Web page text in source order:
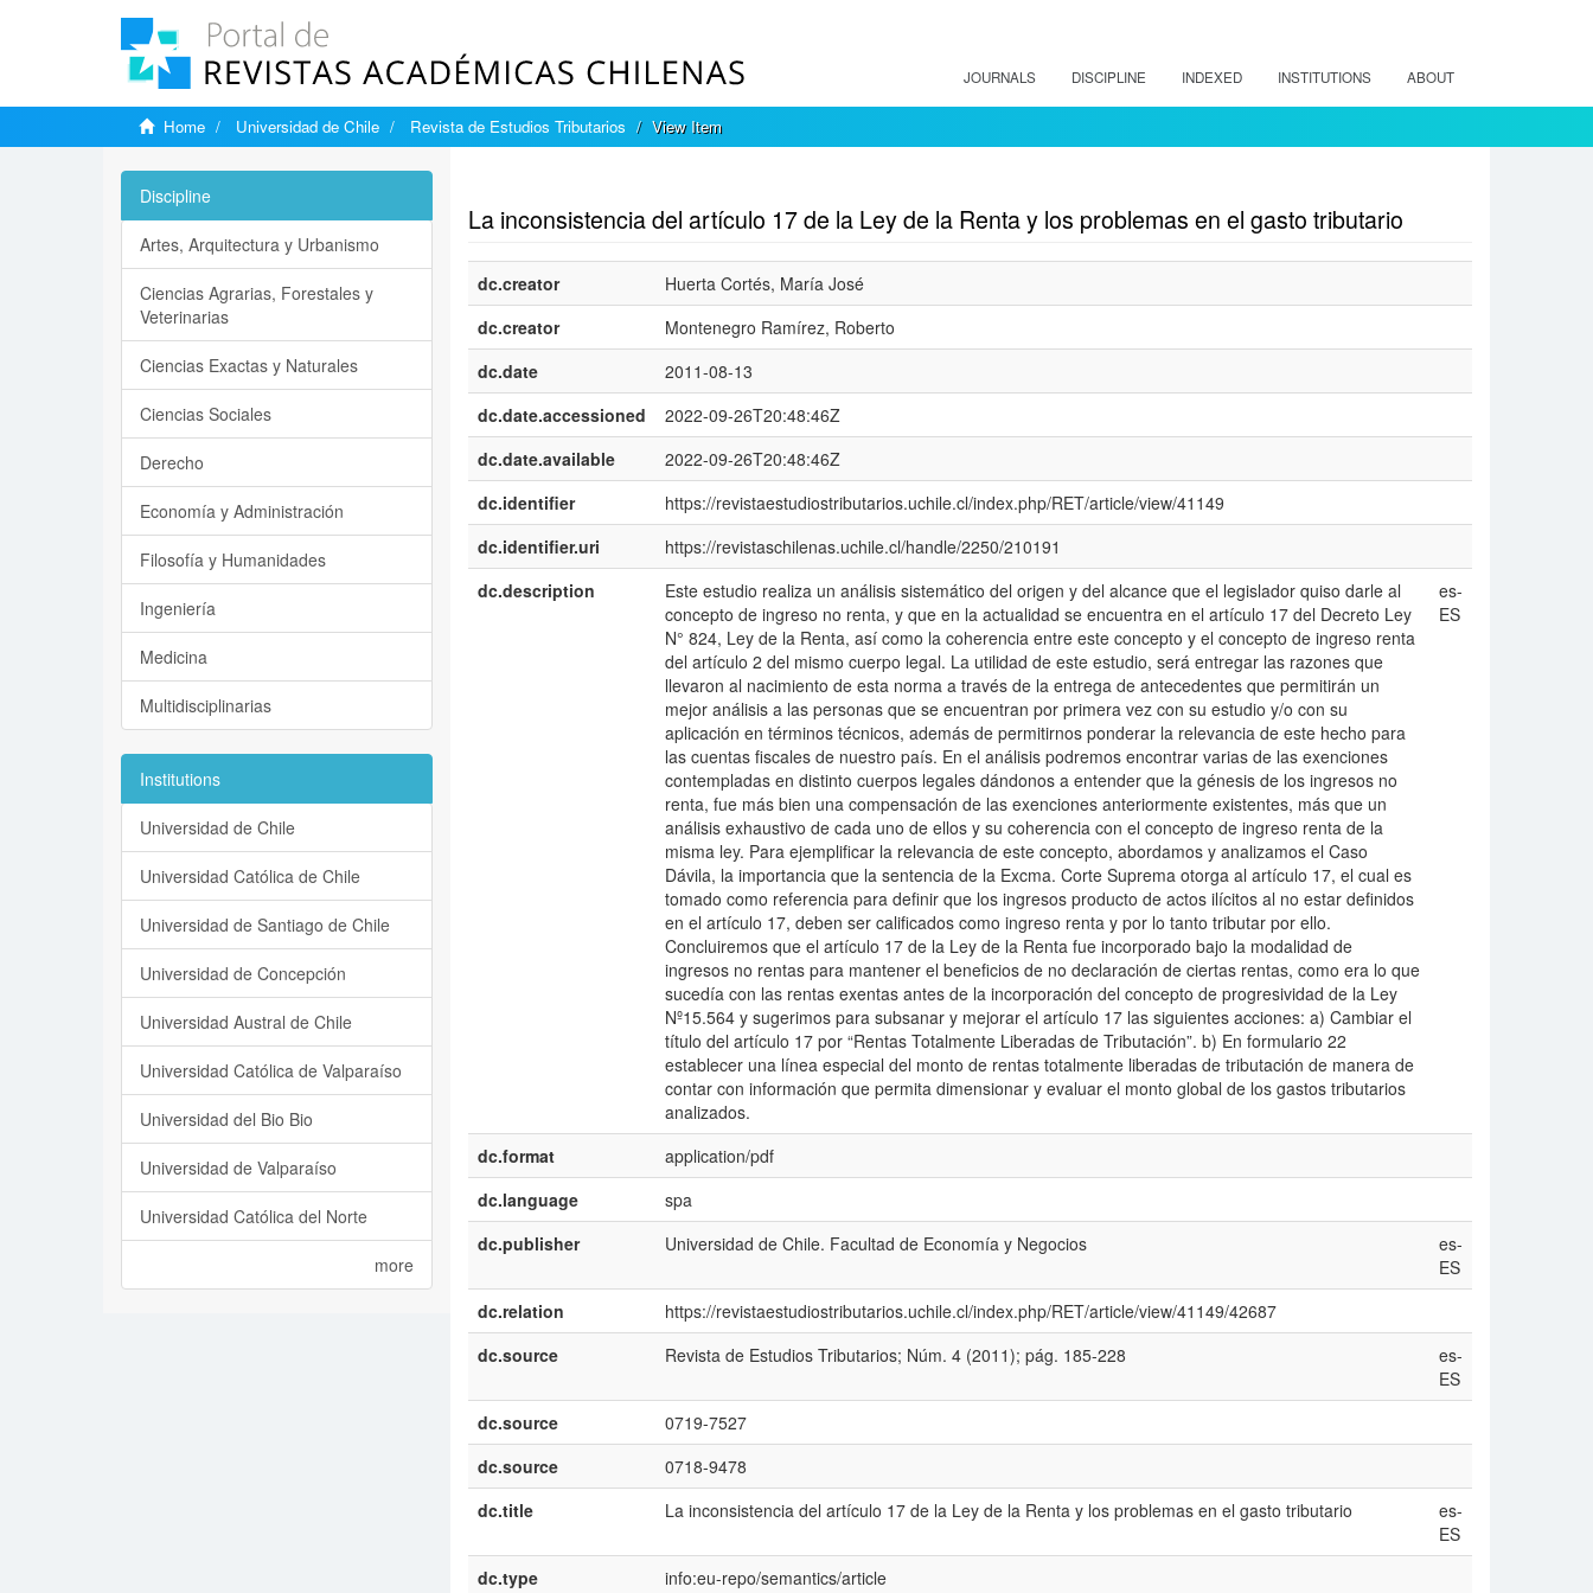
JOURNALS DISCIPLINE INDEXED INSTITUTIONS ABOUT
Home Universidad de Chile Revista de Estudios Tributarios View Item
La inconsistencia del artículo 17 de la Ley de la Renta y los problemas en el gasto tributario
dc.creator
Huerta Cortés, María José
dc.creator
Montenegro Ramírez, Roberto
dc.date
2011-08-13
dc.date.accessioned
2022-09-26T20:48:46Z
dc.date.available
2022-09-26T20:48:46Z
dc.identifier
https://revistaestudiostributarios.uchile.cl/index.php/RET/article/view/41149
dc.identifier.uri
https://revistaschilenas.uchile.cl/handle/2250/210191
dc.description
Este estudio realiza un análisis sistemático del origen y del alcance que el legislador quiso darle al
concepto de ingreso no renta, y que en la actualidad se encuentra en el artículo 17 del Decreto Ley
N° 824, Ley de la Renta, así como la coherencia entre este concepto y el concepto de ingreso renta
del artículo 2 del mismo cuerpo legal. La utilidad de este estudio, será entregar las razones que
llevaron al nacimiento de esta norma a través de la entrega de antecedentes que permitirán un
mejor análisis a las personas que se encuentran por primera vez con su estudio y/o con su
aplicación en términos técnicos, además de permitirnos ponderar la relevancia de este hecho para
las cuentas fiscales de nuestro país. En el análisis podremos encontrar varias de las exenciones
contempladas en distinto cuerpos legales dándonos a entender que la génesis de los ingresos no
renta, fue más bien una compensación de las exenciones anteriormente existentes, más que un
análisis exhaustivo de cada uno de ellos y su coherencia con el concepto de ingreso renta de la
misma ley. Para ejemplificar la relevancia de este concepto, abordamos y analizamos el Caso
Dávila, la importancia que la sentencia de la Excma. Corte Suprema otorga al artículo 17, el cual es
tomado como referencia para definir que los ingresos producto de actos ilícitos al no estar definidos
en el artículo 17, deben ser calificados como ingreso renta y por lo tanto tributar por ello.
Concluiremos que el artículo 17 de la Ley de la Renta fue incorporado bajo la modalidad de
ingresos no rentas para mantener el beneficios de no declaración de ciertas rentas, como era lo que
sucedía con las rentas exentas antes de la incorporación del concepto de progresividad de la Ley
Nº15.564 y sugerimos para subsanar y mejorar el artículo 17 las siguientes acciones: a) Cambiar el
título del artículo 17 por “Rentas Totalmente Liberadas de Tributación”. b) En formulario 22
establecer una línea especial del monto de rentas totalmente liberadas de tributación de manera de
contar con información que permita dimensionar y evaluar el monto global de los gastos tributarios
analizados.
es-
ES
dc.format
application/pdf
dc.language
spa
dc.publisher
Universidad de Chile. Facultad de Economía y Negocios
es-
ES
dc.relation
https://revistaestudiostributarios.uchile.cl/index.php/RET/article/view/41149/42687
dc.source
Revista de Estudios Tributarios; Núm. 4 (2011); pág. 185-228
es-
ES
dc.source
0719-7527
dc.source
0718-9478
dc.title
La inconsistencia del artículo 17 de la Ley de la Renta y los problemas en el gasto tributario
es-
ES
dc.type
info:eu-repo/semantics/article
Discipline
Artes, Arquitectura y Urbanismo
Ciencias Agrarias, Forestales y
Veterinarias
Ciencias Exactas y Naturales
Ciencias Sociales
Derecho
Economía y Administración
Filosofía y Humanidades
Ingeniería
Medicina
Multidisciplinarias
Institutions
Universidad de Chile
Universidad Católica de Chile
Universidad de Santiago de Chile
Universidad de Concepción
Universidad Austral de Chile
Universidad Católica de Valparaíso
Universidad del Bio Bio
Universidad de Valparaíso
Universidad Católica del Norte
more